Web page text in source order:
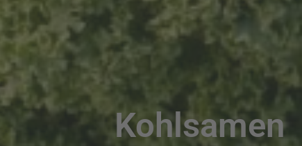
Kohlsamen